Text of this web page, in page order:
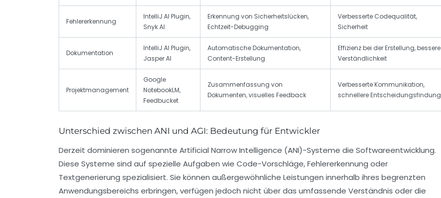
Fehlererkennung
IntelliJ AI Plugin,
Snyk AI
Erkennung von Sicherheitslücken,
Echtzeit-Debugging
Verbesserte Codequalität,
Sicherheit
Dokumentation
IntelliJ AI Plugin,
Jasper AI
Automatische Dokumentation,
Content-Erstellung
Effizienz bei der Erstellung, bessere
Verständlichkeit
Projektmanagement
Google
NotebookLM,
Feedbucket
Zusammenfassung von
Dokumenten, visuelles Feedback
Verbesserte Kommunikation,
schnellere Entscheidungsfindung
Unterschied zwischen ANI und AGI: Bedeutung für Entwickler
Derzeit dominieren sogenannte Artificial Narrow Intelligence (ANI)-Systeme die Softwareentwicklung.
Diese Systeme sind auf spezielle Aufgaben wie Code-Vorschläge, Fehlererkennung oder
Textgenerierung spezialisiert. Sie können außergewöhnliche Leistungen innerhalb ihres begrenzten
Anwendungsbereichs erbringen, verfügen jedoch nicht über das umfassende Verständnis oder die